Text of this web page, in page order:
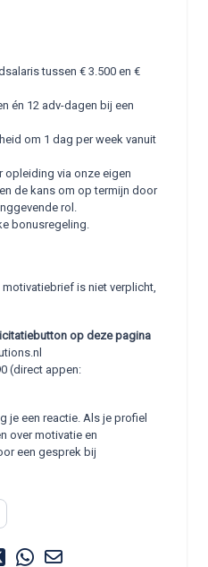
tussen € 3.500 en €
én 12 adv-dagen bij een
om 1 dag per week vanuit
opleiding via onze eigen
de kans om op termijn door
rol.
bonusregeling.
is niet verplicht,
op deze pagina
(direct appen:
je een reactie. Als je profiel
over motivatie en
een gesprek bij